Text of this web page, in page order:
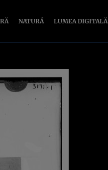
NATURĂ LUMEA DIGITALĂ